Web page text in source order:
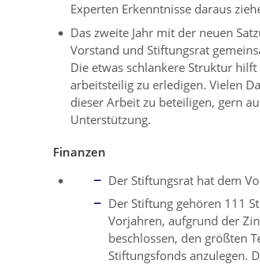
Experten Erkenntnisse daraus
Das zweite Jahr mit der neuen
Vorstand und Stiftungsrat
Die etwas schlankere Struktur
arbeitsteilig zu erledigen. Vielen
dieser Arbeit zu beteiligen, gern
Unterstützung.
Finanzen
Der Stiftungsrat hat dem
Der Stiftung gehören 111
Vorjahren, aufgrund der
beschlossen, den größten
Stiftungsfonds anzulegen.